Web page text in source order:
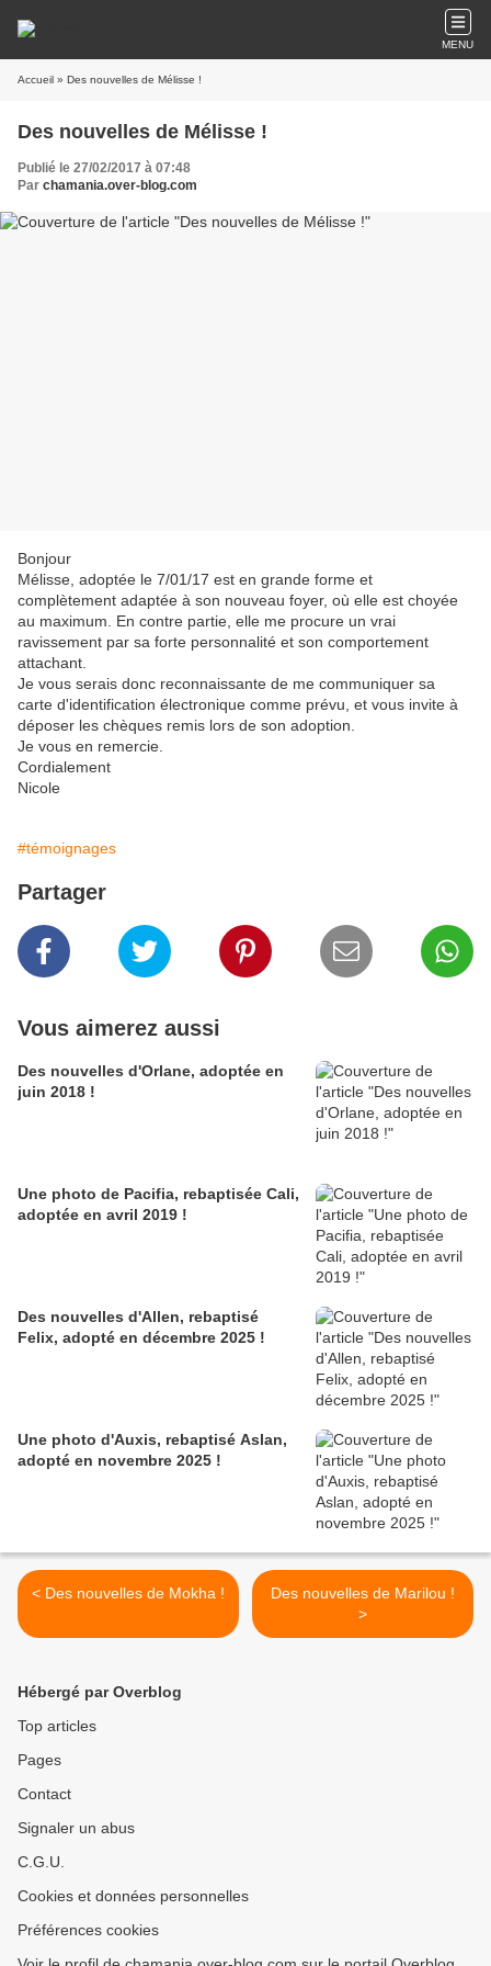
MENU
Accueil » Des nouvelles de Mélisse !
Des nouvelles de Mélisse !
Publié le 27/02/2017 à 07:48
Par chamania.over-blog.com
Bonjour
Mélisse, adoptée le 7/01/17 est en grande forme et
complètement adaptée à son nouveau foyer, où elle est choyée
au maximum. En contre partie, elle me procure un vrai
ravissement par sa forte personnalité et son comportement
attachant.
Je vous serais donc reconnaissante de me communiquer sa
carte d'identification électronique comme prévu, et vous invite à
déposer les chèques remis lors de son adoption.
Je vous en remercie.
Cordialement
Nicole
#témoignages
Partager
Vous aimerez aussi
Des nouvelles d'Orlane, adoptée en
juin 2018 !
Une photo de Pacifia, rebaptisée Cali,
adoptée en avril 2019 !
Des nouvelles d'Allen, rebaptisé
Felix, adopté en décembre 2025 !
Une photo d'Auxis, rebaptisé Aslan,
adopté en novembre 2025 !
< Des nouvelles de Mokha !
Des nouvelles de Marilou !
>
Hébergé par Overblog
Top articles
Pages
Contact
Signaler un abus
C.G.U.
Cookies et données personnelles
Préférences cookies